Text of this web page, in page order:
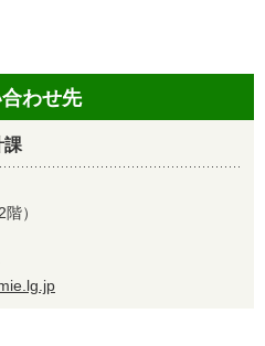
わせ先
）